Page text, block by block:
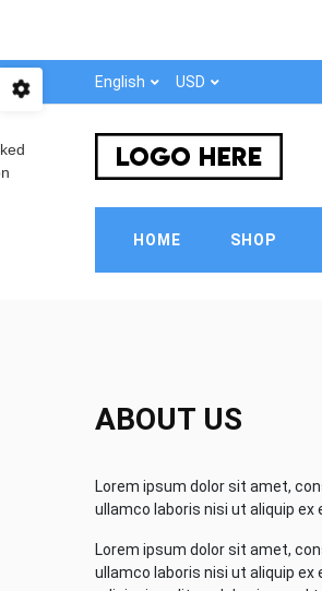
English USD
HOME SHOP
ABOUT US
Lorem ipsum dolor sit amet,
ullamco laboris nisi ut aliquip ex
Lorem ipsum dolor sit amet,
ullamco laboris nisi ut aliquip